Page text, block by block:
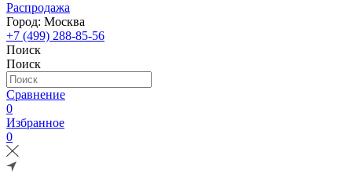
Распродажа
Город: Москва
+7 (499) 288-85-56
Поиск
Поиск
Сравнение
0
Избранное
0